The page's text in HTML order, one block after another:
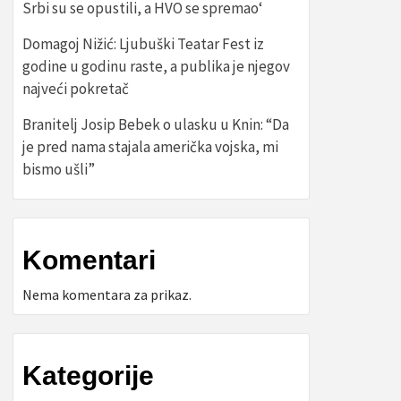
Srbi su se opustili, a HVO se spremao‘
Domagoj Nižić: Ljubuški Teatar Fest iz
godine u godinu raste, a publika je njegov
najveći pokretač
Branitelj Josip Bebek o ulasku u Knin: “Da
je pred nama stajala američka vojska, mi
bismo ušli”
Komentari
Nema komentara za prikaz.
Kategorije